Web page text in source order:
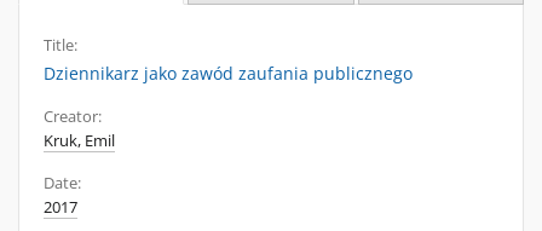
Title:
Dziennikarz jako zawód zaufania publicznego
Creator:
Kruk, Emil
Date:
2017